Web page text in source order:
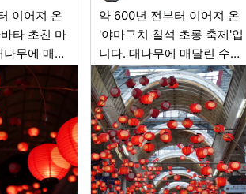
이어져 온
타 초친 마
무에 매달
초롱이 흔
상적인 빛
라운 것은
모두 진짜
있다는 점
과 달리,
며 부드럽
약 600년 전부터 이어져 온
'야마구치 칠석 초롱 축제'입
니다. 대나무에 매달린 수만
개의 붉은 초롱이 흔들리며
거리를 환상적인 빛으로 감
쌉니다. 놀라운 것은 이 무수
한 초롱이 모두 진짜 촛불로
밝혀진다는 점입니다! 전등
불빛과 달리, 은은하게 흔들
리며 부드럽게 거리를 비춥